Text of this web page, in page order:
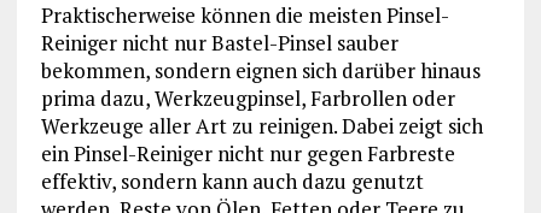
Praktischerweise können die meisten Pinsel-
Reiniger nicht nur Bastel-Pinsel sauber
bekommen, sondern eignen sich darüber hinaus
prima dazu, Werkzeugpinsel, Farbrollen oder
Werkzeuge aller Art zu reinigen. Dabei zeigt sich
ein Pinsel-Reiniger nicht nur gegen Farbreste
effektiv, sondern kann auch dazu genutzt